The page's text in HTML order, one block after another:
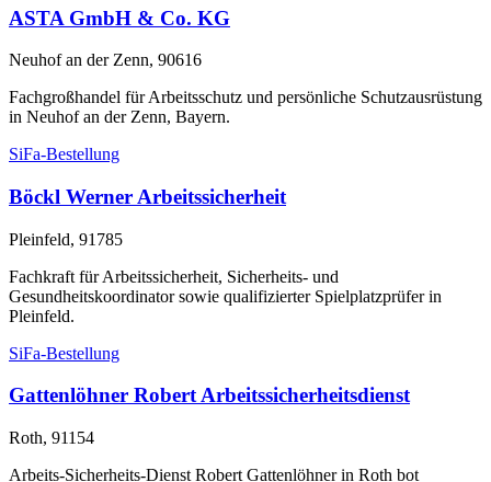
ASTA GmbH & Co. KG
Neuhof an der Zenn, 90616
Fachgroßhandel für Arbeitsschutz und persönliche Schutzausrüstung
in Neuhof an der Zenn, Bayern.
SiFa-Bestellung
Böckl Werner Arbeitssicherheit
Pleinfeld, 91785
Fachkraft für Arbeitssicherheit, Sicherheits- und
Gesundheitskoordinator sowie qualifizierter Spielplatzprüfer in
Pleinfeld.
SiFa-Bestellung
Gattenlöhner Robert Arbeitssicherheitsdienst
Roth, 91154
Arbeits-Sicherheits-Dienst Robert Gattenlöhner in Roth bot